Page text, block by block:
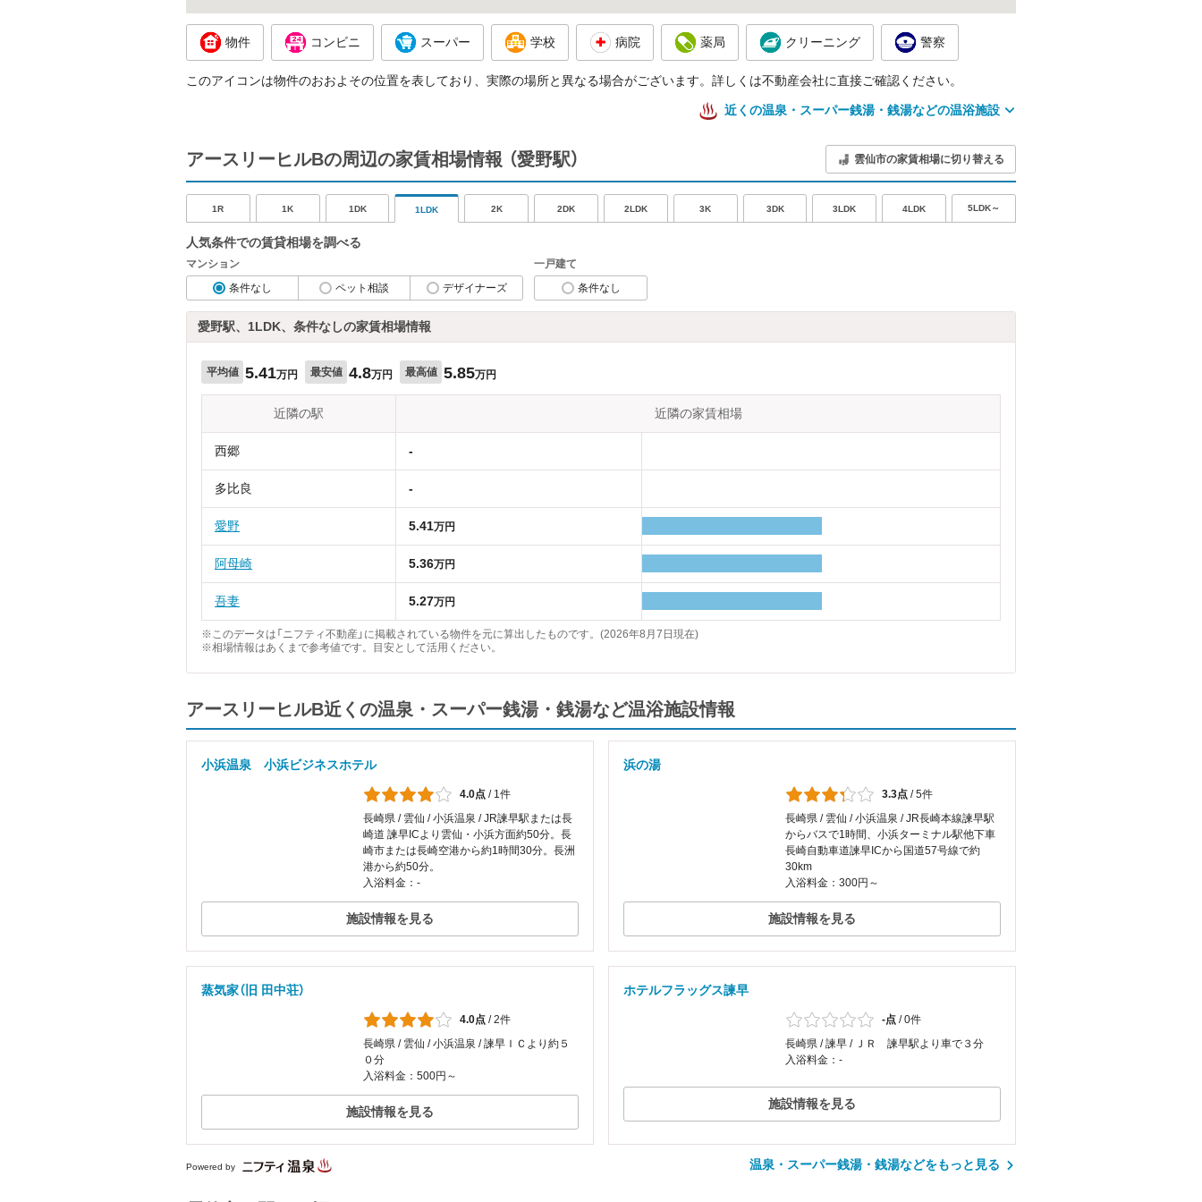
物件 コンビニ スーパー 学校 病院 薬局 クリーニング 警察
このアイコンは物件のおおよその位置を表しており、実際の場所と異なる場合がございます。詳しくは不動産会社に直接ご確認ください。
近くの温泉・スーパー銭湯・銭湯などの温浴施設
アースリーヒルBの周辺の家賃相場情報 （愛野駅） 雲仙市の家賃相場に切り替える
1R 1K 1DK 1LDK 2K 2DK 2LDK 3K 3DK 3LDK 4LDK 5LDK～
人気条件での賃貸相場を調べる
マンション
条件なし
ペット相談 デザイナーズ
一戸建て
条件なし
愛野駅、1LDK、条件なしの家賃相場情報
平均値 5.41万円 最安値 4.8万円 最高値 5.85万円
近隣の駅 近隣の家賃相場
西郷 -
多比良 -
愛野 5.41万円
阿母崎 5.36万円
吾妻 5.27万円
※このデータは「ニフティ不動産」に掲載されている物件を元に算出したものです。(2026年8月7日現在)
※相場情報はあくまで参考値です。目安として活用ください。
アースリーヒルB近くの温泉・スーパー銭湯・銭湯など温浴施設情報
小浜温泉 小浜ビジネスホテル
4.0点 / 1件
長崎県 / 雲仙 / 小浜温泉 / JR諫早駅または長
崎道 諫早ICより雲仙・小浜方面約50分。長
崎市または長崎空港から約1時間30分。長洲
港から約50分。
入浴料金：-
施設情報を見る
浜の湯
3.3点 /5件
長崎県 / 雲仙 / 小浜温泉 / JR長崎本線諫早駅
からバスで1時間、小浜ターミナル駅他下車
長崎自動車道諫早ICから国道57号線で約
30km
入浴料金：300円～
施設情報を見る
蒸気家（旧 田中荘）
4.0点 /2件
長崎県 / 雲仙 / 小浜温泉 / 諫早ＩＣより約５
０分
入浴料金：500円～
施設情報を見る
ホテルフラッグス諫早
-点 /0件
長崎県 / 諫早 / ＪＲ 諫早駅より車で３分
入浴料金：-
施設情報を見る
Powered by 温泉・スーパー銭湯・銭湯などをもっと見る